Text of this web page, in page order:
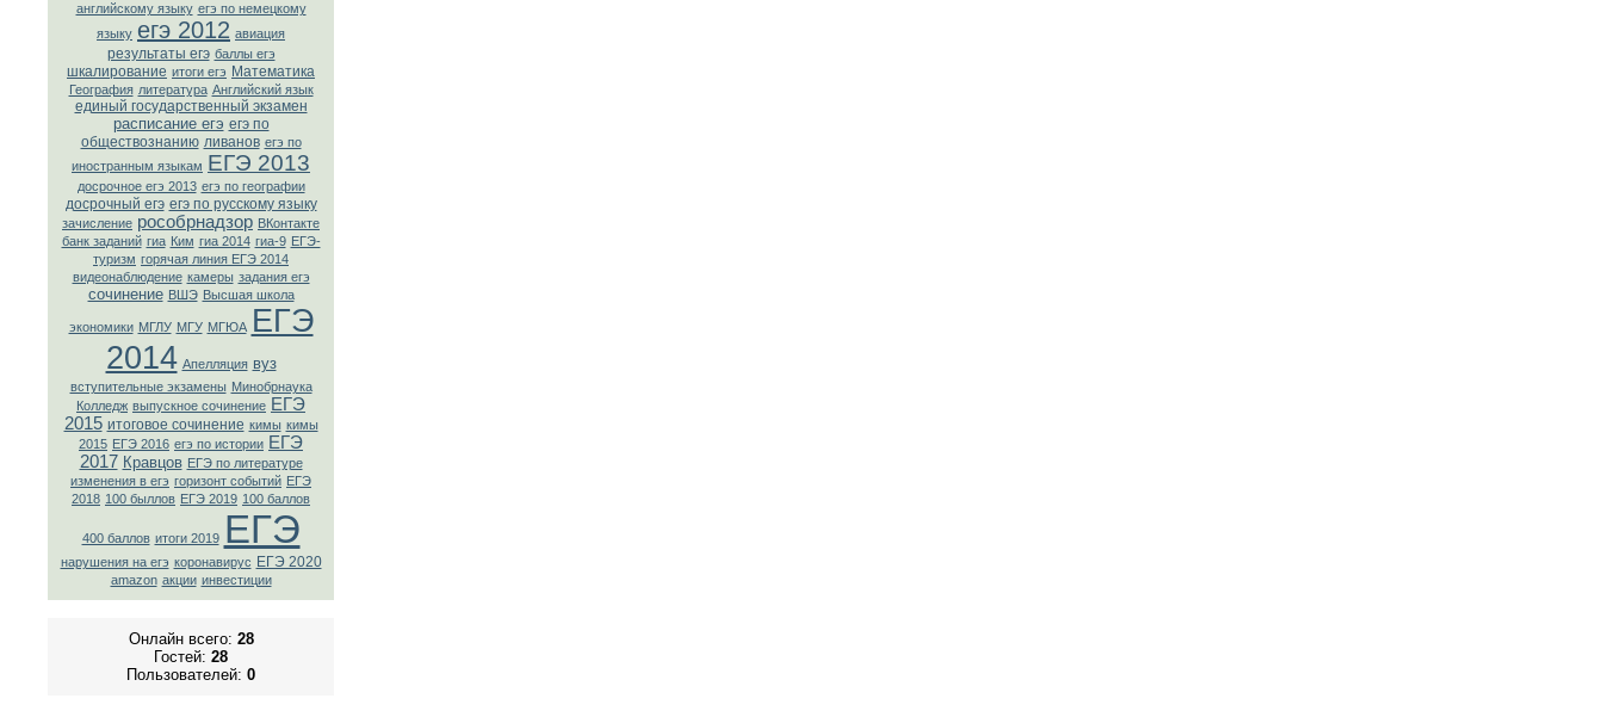
английскому языку егэ по немецкому
языку егэ 2012 авиация
результаты егэ баллы егэ
шкалирование итоги егэ Математика
География литература Английский язык
единый государственный экзамен
расписание егэ егэ по
обществознанию ливанов егэ по
иностранным языкам ЕГЭ 2013
досрочное егэ 2013 егэ по географии
досрочный егэ егэ по русскому языку
зачисление рособрнадзор ВКонтaкте
банк заданий гиа Ким гиа 2014 гиа-9 ЕГЭ-
туризм горячая линия ЕГЭ 2014
видеонаблюдение камеры задания егэ
сочинение ВШЭ Высшая школа
экономики МГЛУ МГУ МГЮА ЕГЭ
2014 Апелляция вуз
вступительные экзамены Минобрнаука
Колледж выпускное сочинение ЕГЭ
2015 итоговое сочинение кимы кимы
2015 ЕГЭ 2016 егэ по истории ЕГЭ
2017 Кравцов ЕГЭ по литературе
изменения в егэ горизонт событий ЕГЭ
2018 100 быллов ЕГЭ 2019 100 баллов
400 баллов итоги 2019 ЕГЭ
нарушения на егэ коронавирус ЕГЭ 2020
amazon акции инвестиции
Онлайн всего: 28
Гостей: 28
Пользователей: 0